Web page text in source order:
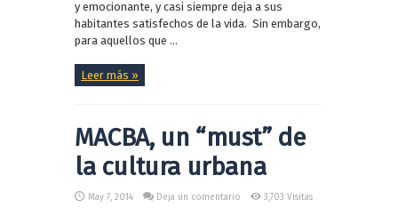
y emocionante, y casi siempre deja a sus
habitantes satisfechos de la vida. Sin embargo,
para aquellos que ...
Leer más »
MACBA, un “must” de
la cultura urbana
May 7, 2014 Deja un comentario 3,703 Visitas